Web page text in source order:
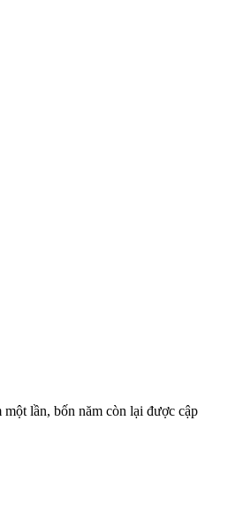
lần, bốn năm còn lại được cập